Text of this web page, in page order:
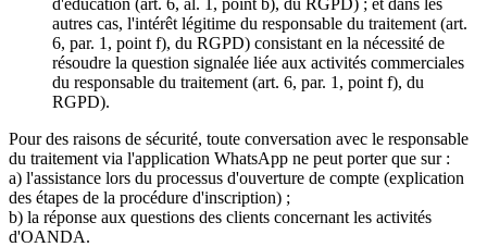
d'éducation (art. 6, al. 1, point b), du RGPD) ; et dans les
autres cas, l'intérêt légitime du responsable du traitement (art.
6, par. 1, point f), du RGPD) consistant en la nécessité de
résoudre la question signalée liée aux activités commerciales
du responsable du traitement (art. 6, par. 1, point f), du
RGPD).
Pour des raisons de sécurité, toute conversation avec le responsable
du traitement via l'application WhatsApp ne peut porter que sur :
a) l'assistance lors du processus d'ouverture de compte (explication
des étapes de la procédure d'inscription) ;
b) la réponse aux questions des clients concernant les activités
d'OANDA.